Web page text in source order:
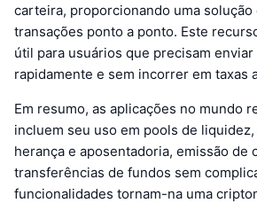
carteira, proporcionando uma solução
transações ponto a ponto. Este
útil para usuários que precisam
rapidamente e sem incorrer em taxas
Em resumo, as aplicações no mundo
incluem seu uso em pools de
herança e aposentadoria, emissão de
transferências de fundos sem
funcionalidades tornam-na uma